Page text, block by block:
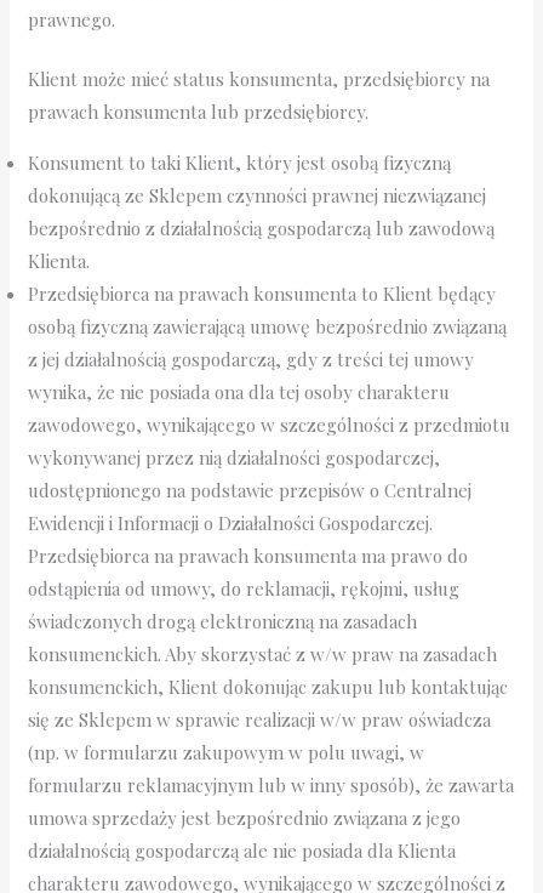
prawnego.
Klient może mieć status konsumenta, przedsiębiorcy na
prawach konsumenta lub przedsiębiorcy.
Konsument to taki Klient, który jest osobą fizyczną
dokonującą ze Sklepem czynności prawnej niezwiązanej
bezpośrednio z działalnością gospodarczą lub zawodową
Klienta.
Przedsiębiorca na prawach konsumenta to Klient będący
osobą fizyczną zawierającą umowę bezpośrednio związaną
z jej działalnością gospodarczą, gdy z treści tej umowy
wynika, że nie posiada ona dla tej osoby charakteru
zawodowego, wynikającego w szczególności z przedmiotu
wykonywanej przez nią działalności gospodarczej,
udostępnionego na podstawie przepisów o Centralnej
Ewidencji i Informacji o Działalności Gospodarczej.
Przedsiębiorca na prawach konsumenta ma prawo do
odstąpienia od umowy, do reklamacji, rękojmi, usług
świadczonych drogą elektroniczną na zasadach
konsumenckich. Aby skorzystać z w/w praw na zasadach
konsumenckich, Klient dokonując zakupu lub kontaktując
się ze Sklepem w sprawie realizacji w/w praw oświadcza
(np. w formularzu zakupowym w polu uwagi, w
formularzu reklamacyjnym lub w inny sposób), że zawarta
umowa sprzedaży jest bezpośrednio związana z jego
działalnością gospodarczą ale nie posiada dla Klienta
charakteru zawodowego, wynikającego w szczególności z